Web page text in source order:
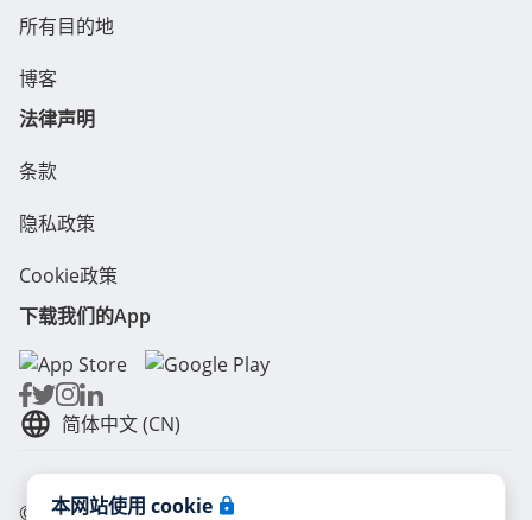
本网站使用 cookie
所有目的地
博客
法律声明
条款
隐私政策
Cookie政策
下载我们的App
简体中文 (CN)
© Radical Storage • Lean Team S.R.L. • P. IVA